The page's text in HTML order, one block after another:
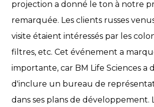
projection a donné le ton à notre
remarquée. Les clients russes
visite étaient intéressés par les
filtres, etc. Cet événement a
importante, car BM Life Sciences a
d'inclure un bureau de
dans ses plans de